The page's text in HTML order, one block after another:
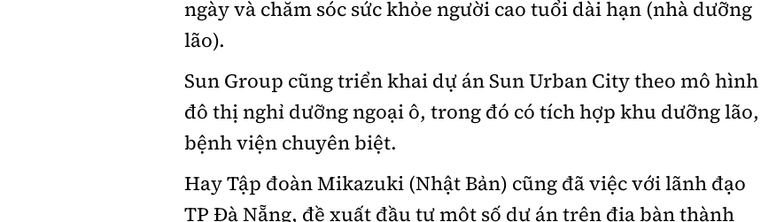
ngày và chăm sóc sức khỏe người cao tuổi dài hạn (nhà dưỡng
lão).
Sun Group cũng triển khai dự án Sun Urban City theo mô hình
đô thị nghỉ dưỡng ngoại ô, trong đó có tích hợp khu dưỡng lão,
bệnh viện chuyên biệt.
Hay Tập đoàn Mikazuki (Nhật Bản) cũng đã việc với lãnh đạo
TP Đà Nẵng, đề xuất đầu tư một số dự án trên địa bàn thành